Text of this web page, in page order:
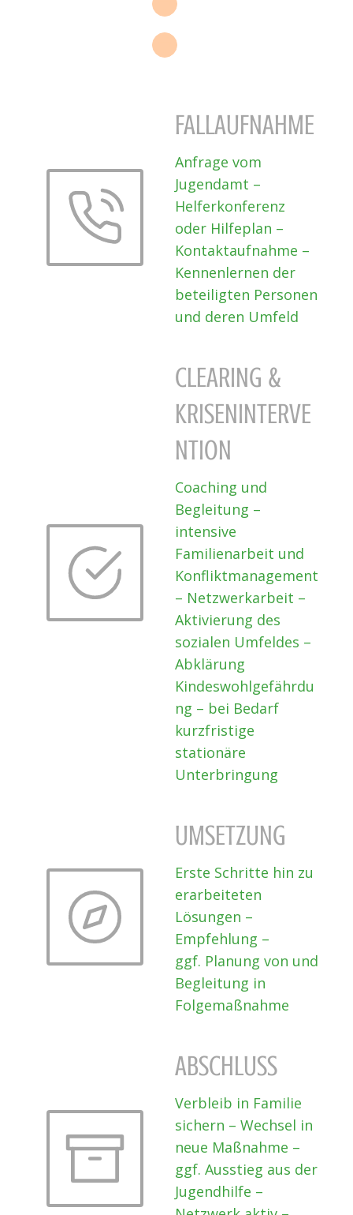
FALLAUFNAHME
Anfrage vom
Jugendamt –
Helferkonferenz
oder Hilfeplan –
Kontaktaufnahme –
Kennenlernen der
beteiligten Personen
und deren Umfeld
CLEARING &
KRISENINTERVE
NTION
Coaching und
Begleitung –
intensive
Familienarbeit und
Konfliktmanagement
– Netzwerkarbeit –
Aktivierung des
sozialen Umfeldes –
Abklärung
Kindeswohlgefährdu
ng – bei Bedarf
kurzfristige
stationäre
Unterbringung
UMSETZUNG
Erste Schritte hin zu
erarbeiteten
Lösungen –
Empfehlung –
ggf. Planung von und
Begleitung in
Folgemaßnahme
ABSCHLUSS
Verbleib in Familie
sichern – Wechsel in
neue Maßnahme –
ggf. Ausstieg aus der
Jugendhilfe –